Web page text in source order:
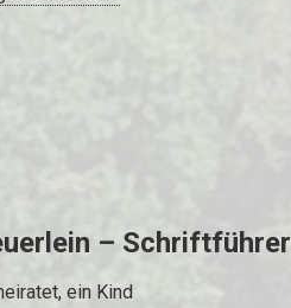
– Schriftführer
ein Kind